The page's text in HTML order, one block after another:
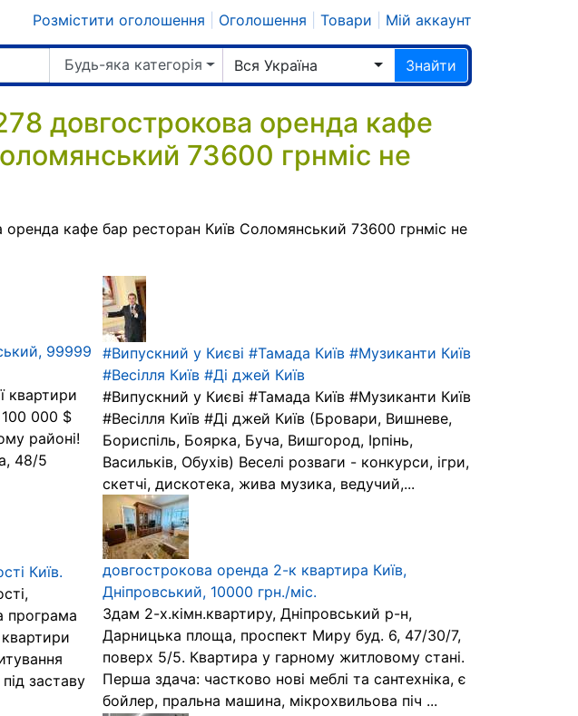
Розмістити оголошення Оголошення Товари Мій аккаунт
Будь-яка категорія Вся Україна Знайти
довгострокова оренда кафе
73600 грнміс не
кафе бар ресторан Київ Соломянський 73600 грнміс не
99999
квартири
000 $
районі!
48/5
#Випускний у Києві #Тамада Київ #Музиканти Київ
#Весілля Київ #Ді джей Київ
#Випускний у Києві #Тамада Київ #Музиканти Київ
#Весілля Київ #Ді джей Київ (Бровари, Вишневе,
Бориспіль, Боярка, Буча, Вишгород, Ірпінь,
Васильків, Обухів) Веселі розваги - конкурси, ігри,
скетчі, дискотека, жива музика, ведучий,...
Київ.
програма
заставу
довгострокова оренда 2-к квартира Київ,
Дніпровський, 10000 грн./міс.
Здам 2-х.кімн.квартиру, Дніпровський р-н,
Дарницька площа, проспект Миру буд. 6, 47/30/7,
поверх 5/5. Квартира у гарному житловому стані.
Перша здача: частково нові меблі та сантехніка, є
бойлер, пральна машина, мікрохвильова піч ...